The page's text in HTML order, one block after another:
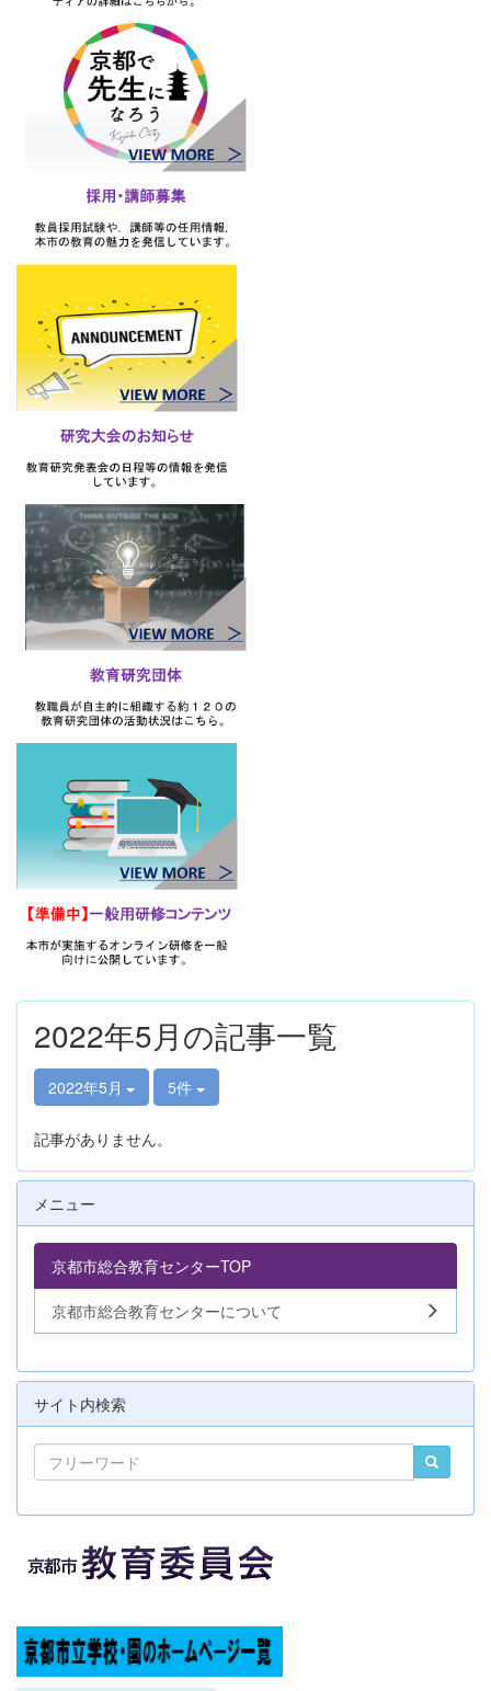
2022年5月の記事一覧
2022年5月 5件
記事がありません。
メニュー
京都市総合教育センターTOP
京都市総合教育センターについて
サイト内検索